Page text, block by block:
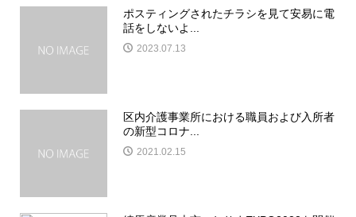
ポスティングされたチラシを見て安易に電
話をしないよ...
2023.07.13
区内介護事業所における職員および入所者
の新型コロナ...
2021.02.15